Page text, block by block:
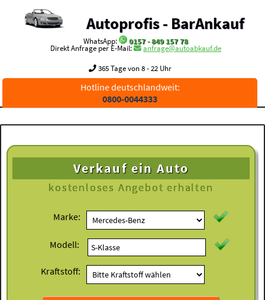
Autoprofis - BarAnkauf
WhatsApp:
0157 - 849 157 78
Direkt Anfrage per E-Mail:
anfrage@autoabkauf.de
365 Tage von 8 - 22 Uhr
Hotline deutschlandweit:
0800-0044333
Verkauf ein Auto
kostenloses Angebot erhalten
Marke:
Modell:
Kraftstoff: